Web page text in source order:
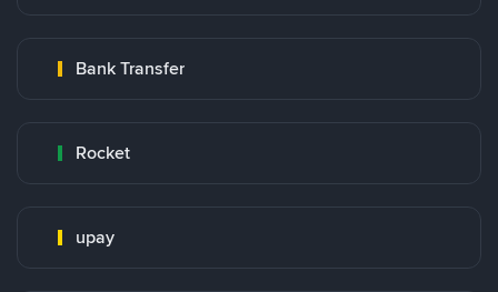
Bank Transfer
Rocket
upay